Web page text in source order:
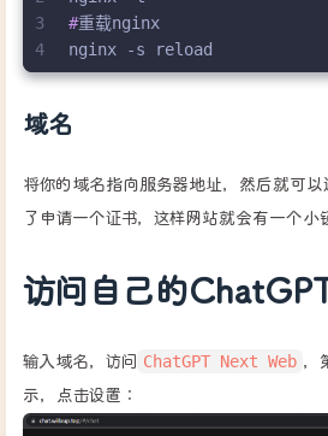
3
4
#重载nginx
nginx -s reload
域名
将你的域名指向服务器地址，然后就可
了申请一个证书，这样网站就会有一个小
访问自己的
输入域名，访问 ChatGPT Next Web ，
示，点击设置：